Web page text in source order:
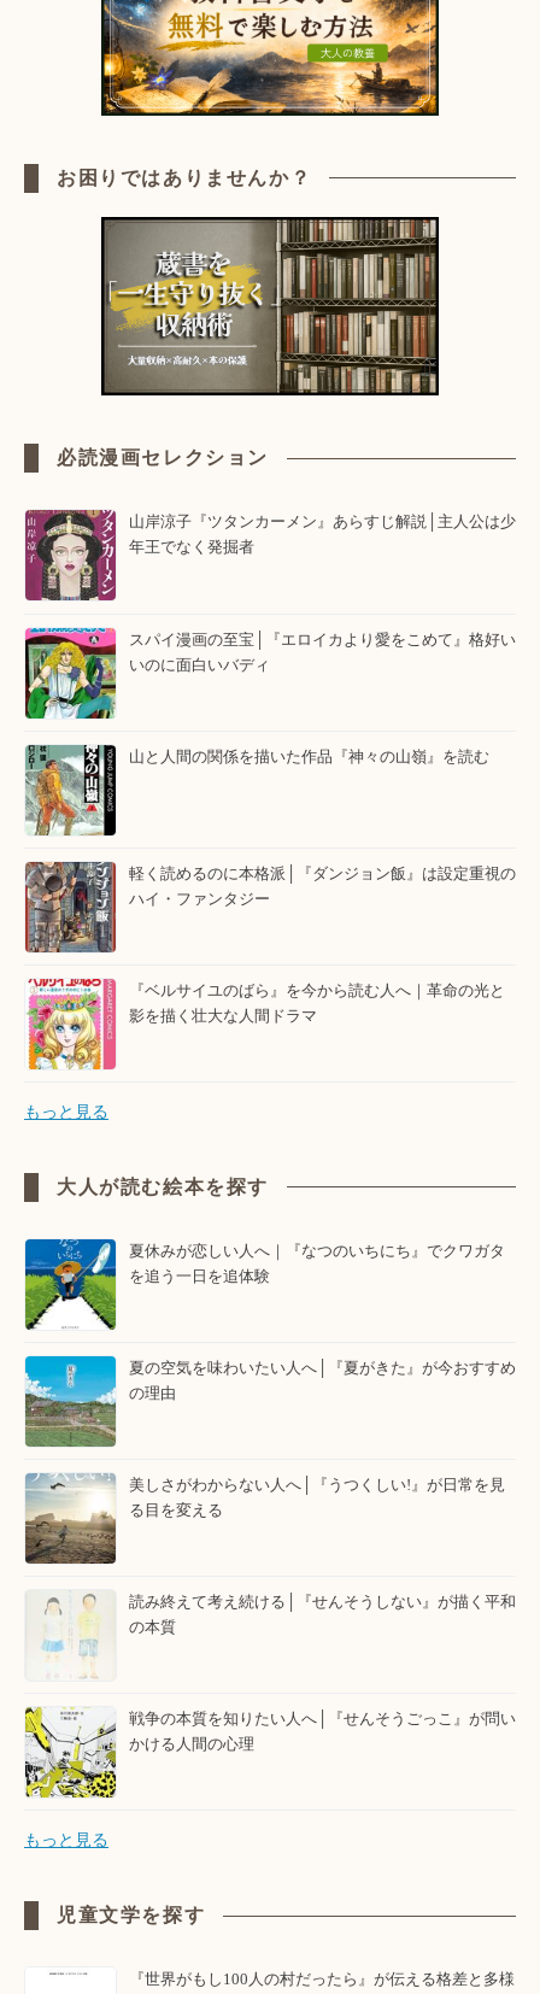
お困りではありませんか？
必読漫画セレクション
山岸涼子『ツタンカーメン』あらすじ解説│主人公は少
年王でなく発掘者
スパイ漫画の至宝│『エロイカより愛をこめて』格好い
いのに面白いバディ
山と人間の関係を描いた作品『神々の山嶺』を読む
軽く読めるのに本格派│『ダンジョン飯』は設定重視の
ハイ・ファンタジー
『ベルサイユのばら』を今から読む人へ｜革命の光と
影を描く壮大な人間ドラマ
もっと見る
大人が読む絵本を探す
夏休みが恋しい人へ｜『なつのいちにち』でクワガタ
を追う一日を追体験
夏の空気を味わいたい人へ│『夏がきた』が今おすすめ
の理由
美しさがわからない人へ│『うつくしい!』が日常を見
る目を変える
読み終えて考え続ける│『せんそうしない』が描く平和
の本質
戦争の本質を知りたい人へ│『せんそうごっこ』が問い
かける人間の心理
もっと見る
児童文学を探す
『世界がもし100人の村だったら』が伝える格差と多様